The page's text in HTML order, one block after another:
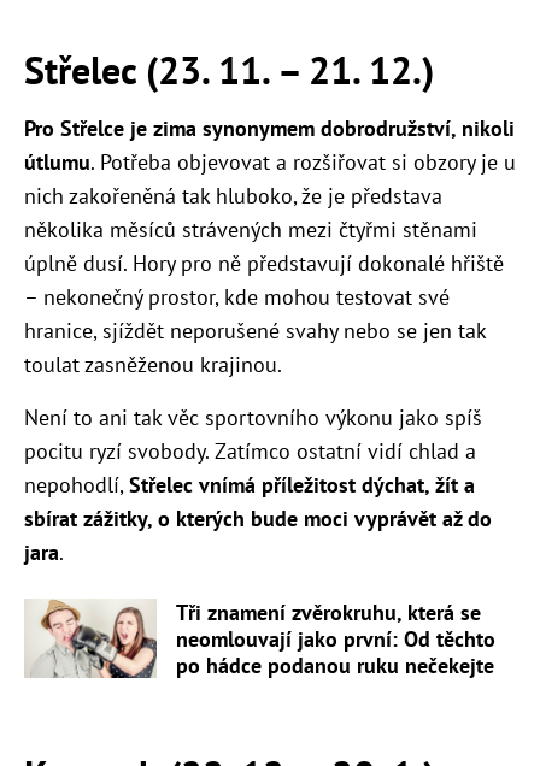
Střelec (23. 11. – 21. 12.)
Pro Střelce je zima synonymem dobrodružství, nikoli
útlumu. Potřeba objevovat a rozšiřovat si obzory je u
nich zakořeněná tak hluboko, že je představa
několika měsíců strávených mezi čtyřmi stěnami
úplně dusí. Hory pro ně představují dokonalé hřiště
– nekonečný prostor, kde mohou testovat své
hranice, sjíždět neporušené svahy nebo se jen tak
toulat zasněženou krajinou.
Není to ani tak věc sportovního výkonu jako spíš
pocitu ryzí svobody. Zatímco ostatní vidí chlad a
nepohodlí,Střelec vnímá příležitost dýchat, žít a
sbírat zážitky, o kterých bude moci vyprávět až do
jara.
Tři znamení zvěrokruhu, která se
neomlouvají jako první: Od těchto
po hádce podanou ruku nečekejte